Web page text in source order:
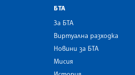
БТА
За БТА
Виртуална разходка
Новини за БТА
Мисия